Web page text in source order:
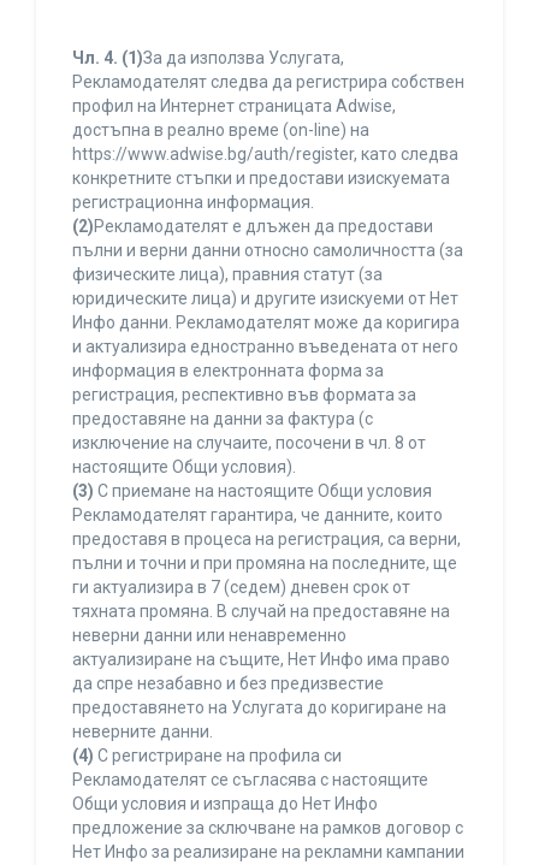
Чл. 4. (1)За да използва Услугата,
Рекламодателят следва да регистрира собствен
профил на Интернет страницата Adwise,
достъпна в реално време (on-line) на
https://www.adwise.bg/auth/register, като следва
конкретните стъпки и предостави изискуемата
регистрационна информация.
(2)Рекламодателят е длъжен да предостави
пълни и верни данни относно самоличността (за
физическите лица), правния статут (за
юридическите лица) и другите изискуеми от Нет
Инфо данни. Рекламодателят може да коригира
и актуализира едностранно въведената от него
информация в електронната форма за
регистрация, респективно във формата за
предоставяне на данни за фактура (с
изключение на случаите, посочени в чл. 8 от
настоящите Общи условия).
(3) С приемане на настоящите Общи условия
Рекламодателят гарантира, че данните, които
предоставя в процеса на регистрация, са верни,
пълни и точни и при промяна на последните, ще
ги актуализира в 7 (седем) дневен срок от
тяхната промяна. В случай на предоставяне на
неверни данни или ненавременно
актуализиране на същите, Нет Инфо има право
да спре незабавно и без предизвестие
предоставянето на Услугата до коригиране на
неверните данни.
(4) С регистриране на профила си
Рекламодателят се съгласява с настоящите
Общи условия и изпраща до Нет Инфо
предложение за сключване на рамков договор с
Нет Инфо за реализиране на рекламни кампании